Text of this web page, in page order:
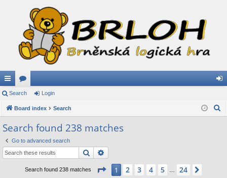
ui
ck
lin
ks
or
u
s
in
Search Login
Board index Search
Search found 238 matches
Go to advanced search
Search
Search found 238 matches Page 1of24
1 2 3 4 5 24